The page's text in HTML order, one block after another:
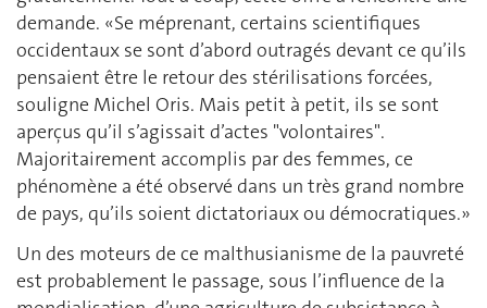
demande. «Se méprenant, certains scientifiques
occidentaux se sont d’abord outragés devant ce qu’ils
pensaient être le retour des stérilisations forcées,
souligne Michel Oris. Mais petit à petit, ils se sont
aperçus qu’il s’agissait d’actes "volontaires".
Majoritairement accomplis par des femmes, ce
phénomène a été observé dans un très grand nombre
de pays, qu’ils soient dictatoriaux ou démocratiques.»
Un des moteurs de ce malthusianisme de la pauvreté
est probablement le passage, sous l’influence de la